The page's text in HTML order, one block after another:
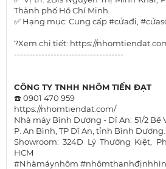
Thành phố Hồ Chí Minh.
✅ Hạng mục: Cung cấp#cửađi ,
?Xem chi tiết: https://
------------------------------------
CÔNG TY TNHH NHÔM TIẾN ĐẠT
☎️ 0901 470 959
https://nhomtiendat.com/
Nhà máy Bình Dương - Dĩ An: 51/2
P. An Bình, TP Dĩ An, tỉnh Bình Dương.
Showroom: 324D Lý Thường Kiệt,
HCM
#Nhàmáynhôm